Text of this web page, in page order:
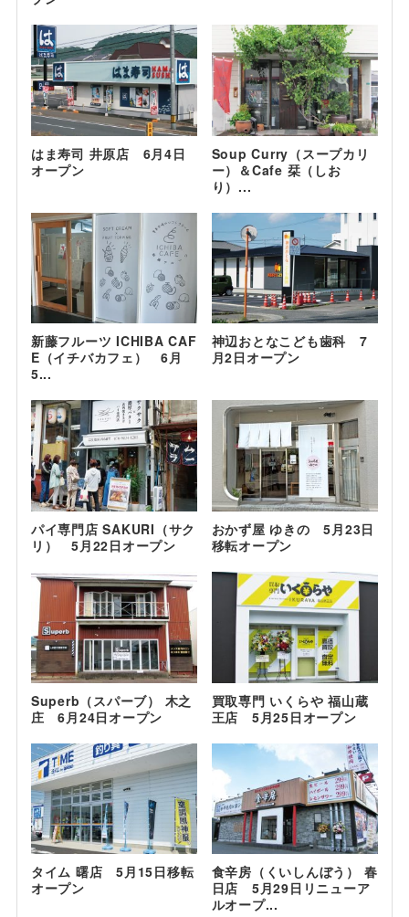
はま寿司 井原店 6月4日
オープン
Soup Curry（スープカリ
ー）＆Cafe 栞（しお
り）...
新藤フルーツ ICHIBA CAF
E（イチバカフェ） 6月
5...
神辺おとなこども歯科 7
月2日オープン
パイ専門店 SAKURI（サク
リ） 5月22日オープン
おかず屋 ゆきの 5月23日
移転オープン
Superb（スパーブ） 木之
庄 6月24日オープン
買取専門 いくらや 福山蔵
王店 5月25日オープン
タイム 曙店 5月15日移転
オープン
食辛房（くいしんぼう） 春
日店 5月29日リニューア
ルオープ...